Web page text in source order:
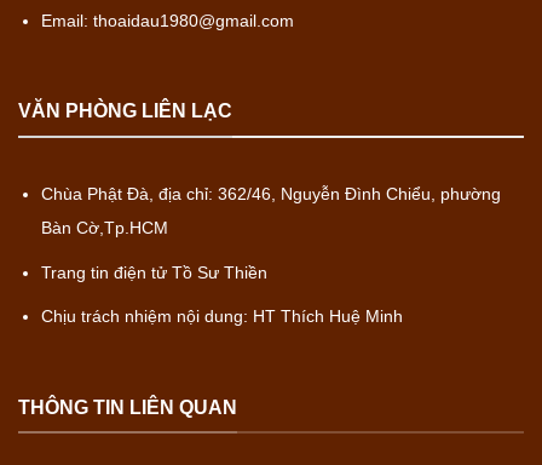
Email: thoaidau1980@gmail.com
VĂN PHÒNG LIÊN LẠC
Chùa Phật Đà, địa chỉ: 362/46, Nguyễn Đình Chiểu, phường
Bàn Cờ,Tp.HCM
Trang tin điện tử Tồ Sư Thiền
Chịu trách nhiệm nội dung: HT Thích Huệ Minh
THÔNG TIN LIÊN QUAN